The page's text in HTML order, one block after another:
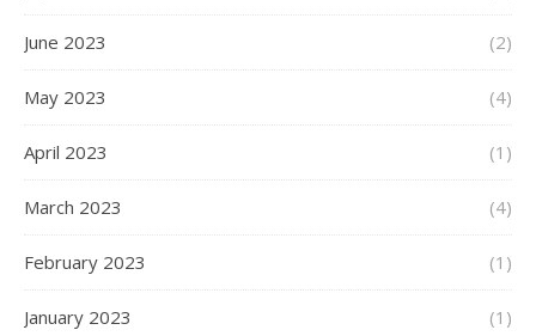
June 2023 (2)
May 2023 (4)
April 2023 (1)
March 2023 (4)
February 2023 (1)
January 2023 (1)